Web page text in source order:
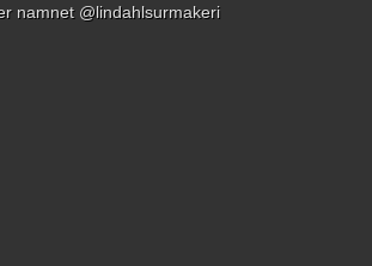
namnet @lindahlsurmakeri